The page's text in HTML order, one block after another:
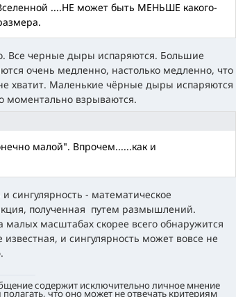
....НЕ может быть МЕНЬШЕ какого-
Все черные дыры испаряются. Большие
очень медленно, настолько медленно, что
хватит. Маленькие чёрные дыры испаряются
моментально взрываются.
малой". Впрочем......как и
сингулярность - математическое
полученная путем размышлений.
малых масштабах скорее всего обнаружится
и сингулярность может вовсе не
содержит исключительно личное мнение
что оно может не отвечать критериям